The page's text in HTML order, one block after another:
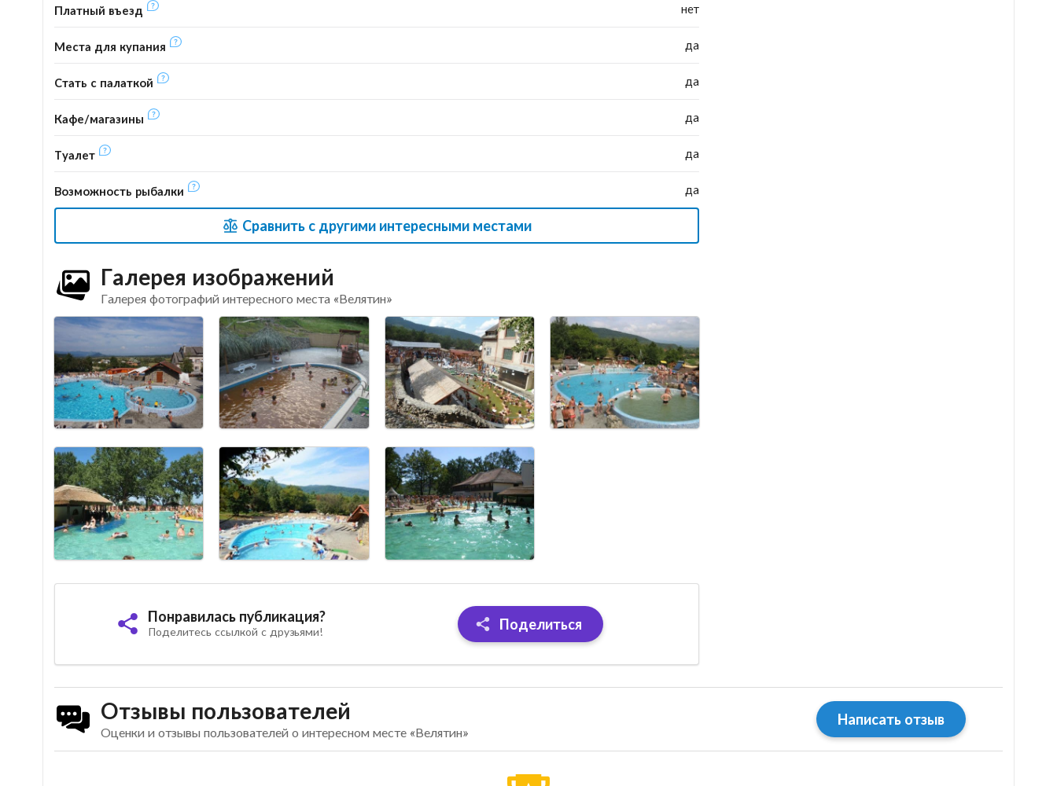
Платный въезд нет
Места для купания да
Стать с палаткой да
Кафе/магазины да
Туалет да
Возможность рыбалки да
Сравнить с другими интересными местами
Галерея изображений
Галерея фотографий интересного места «Велятин»
Понравилась публикация?
Поделитесь ссылкой с друзьями! Поделиться
Отзывы пользователей
Оценки и отзывы пользователей о интересном месте «Велятин»
Написать отзыв